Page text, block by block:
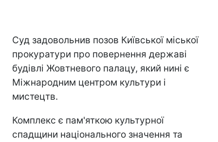
Суд задовольнив позов Київської міської
прокуратури про повернення державі
будівлі Жовтневого палацу, який нині є
Міжнародним центром культури і
мистецтв.
Комплекс є пам'яткою культурної
спадщини національного значення та